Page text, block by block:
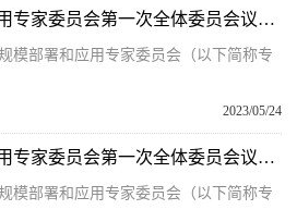
推进IPv6规模部署和应用专家委员会第一次全体委员会议在京召开
模部署和应用专家委员会（以下简称专
2023/05/24
推进IPv6规模部署和应用专家委员会第一次全体委员会议在京召开-每日快播
模部署和应用专家委员会（以下简称专